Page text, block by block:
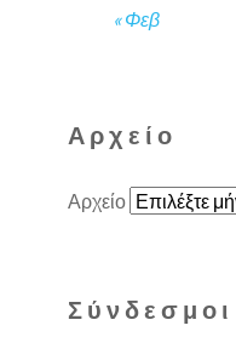
« Φεβ
Αρχείο
Αρχείο
Σύνδεσμοι